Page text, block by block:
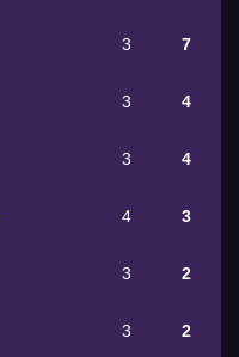
3 7
3 4
3 4
4 3
3 2
3 2